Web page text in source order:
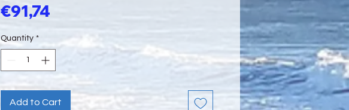
€91,74
Quantity *
Add to Cart